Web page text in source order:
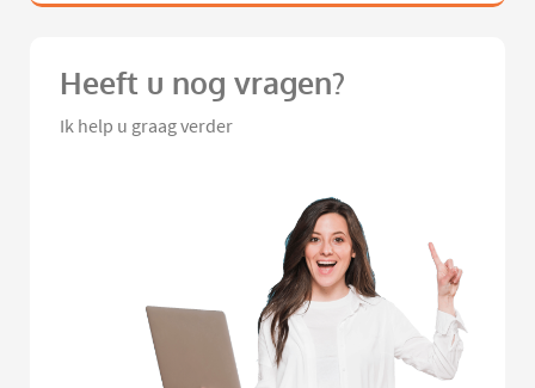
Heeft u nog vragen?
Ik help u graag verder